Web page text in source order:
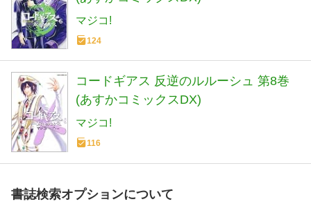
マジコ!
124
コードギアス 反逆のルルーシュ 第8巻
(あすかコミックスDX)
マジコ!
116
書誌検索オプションについて